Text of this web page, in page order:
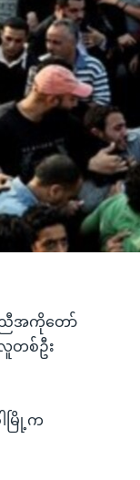
ညီအကိုတော်
တစ်ဦး
ါမြို့က